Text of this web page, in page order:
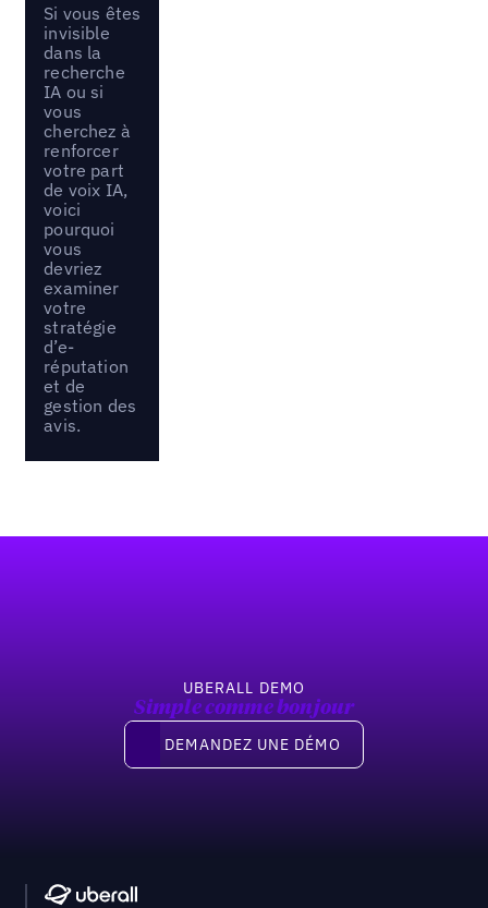
Si vous êtes
invisible
dans la
recherche
IA ou si
vous
cherchez à
renforcer
votre part
de voix IA,
voici
pourquoi
vous
devriez
examiner
votre
stratégie
d’e-
réputation
et de
gestion des
avis.
UBERALL DEMO
Simple comme bonjour
Demandez une démo
DEMANDEZ UNE DÉMO